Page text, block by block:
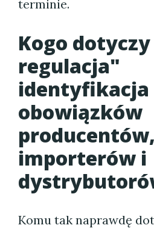
terminie.
Kogo dotyczy
regulacja"
identyfikacja
obowiązków
producentów,
importerów i
Komu tak naprawdę